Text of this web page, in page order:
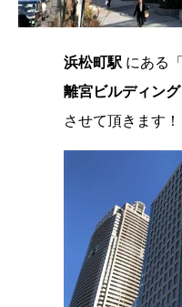
浜松町駅 にある「
離宮ビルディング
させて頂きます！